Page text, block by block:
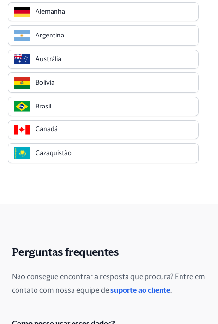
Alemanha
Argentina
Austrália
Bolívia
Brasil
Canadá
Cazaquistão
Costa Rica
Perguntas frequentes
Não consegue encontrar a resposta que procura? Entre em
contato com nossa equipe desuporte ao cliente.